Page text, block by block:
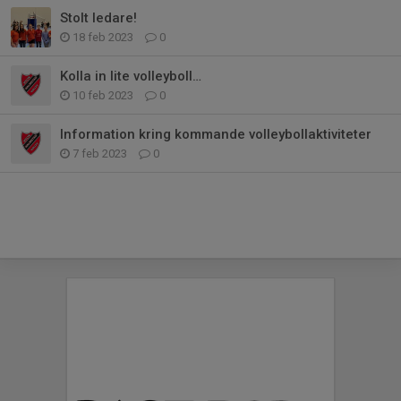
Stolt ledare!
18 feb 2023 0
Kolla in lite volleyboll…
10 feb 2023 0
Information kring kommande volleybollaktiviteter
7 feb 2023 0